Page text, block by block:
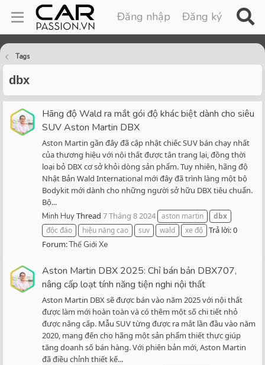
Đăng nhập Đăng ký
Tags
dbx
Hãng độ Wald ra mắt gói độ khác biệt dành cho siêu
SUV Aston Martin DBX
Aston Martin gần đây đã cập nhật chiếc SUV bán chạy nhất
của thương hiệu với nội thất được tân trang lại, đồng thời
loại bỏ DBX cơ sở khỏi dòng sản phẩm. Tuy nhiên, hãng độ
Nhật Bản Wald International mới đây đã trình làng một bộ
Bodykit mới dành cho những người sở hữu DBX tiêu chuẩn.
Bộ...
Minh HuyThread 7 Tháng 8 2024 aston martin
dbx
độc đáo
hiệu năng cao suv wald xe độ Trả lời: 0
Forum:Thế Giới Xe
Aston Martin DBX 2025: Chỉ bán bản DBX707,
nâng cấp loạt tính năng tiện nghi nội thất
Aston Martin DBX sẽ được bán vào năm 2025 với nội thất
được làm mới hoàn toàn và có thêm một số chi tiết nhỏ
được nâng cấp. Mẫu SUV từng được ra mắt lần đầu vào năm
2020, mang đến cho hãng một sản phẩm thiết thực giúp
tăng doanh số bán hàng. Với phiên bản mới, Aston Martin
đã điều chỉnh thiết kế...